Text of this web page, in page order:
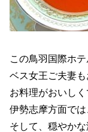
この鳥羽国際ホ
ベス女王ご夫妻も
お料理がおいし
伊勢志摩方面では
そして、穏やか